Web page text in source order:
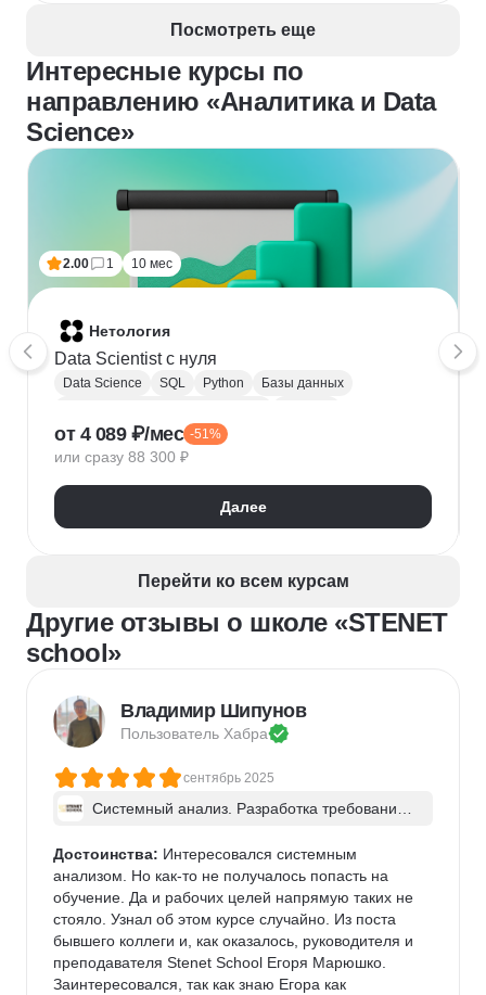
Посмотреть еще
Интересные курсы по
направлению «Аналитика и Data
Science»
2.00 1 10 мес
Нетология
Data Scientist с нуля
Data Science SQL Python
Базы данных
Keras
Машинное обучение
Искусственный интеллект
Математика для Data Science
Статистика
Pandas
от 4 089 ₽/мес -51%
или сразу 88 300 ₽
Далее
Перейти ко всем курсам
Другие отзывы о школе «STENET
school»
Владимир Шипунов
Пользователь Хабра
сентябрь 2025
Системный анализ. Разработка требований
нты - в группе
Достоинства: Интересовался системным
анализом. Но как-то не получалось попасть на
обучение. Да и рабочих целей напрямую таких не
стояло. Узнал об этом курсе случайно. Из поста
бывшего коллеги и, как оказалось, руководителя и
преподавателя Stenet School Егоря Марюшко.
Заинтересовался, так как знаю Егора как